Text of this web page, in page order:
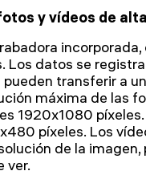
y vídeos de
Los datos se
pueden transferir a
máxima de las
1920x1080
píxeles. Los
de la
ver.